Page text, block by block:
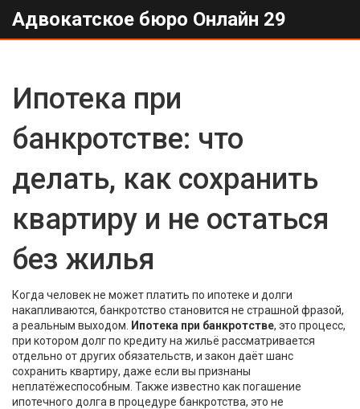
Адвокатское бюро Онлайн 29
Ипотека при
банкротстве: что
делать, как сохранить
квартиру и не остаться
без жилья
Когда человек не может платить по ипотеке и долги
накапливаются, банкротство становится не страшной фразой,
а реальным выходом.
Ипотека при банкротстве, это процесс,
при котором долг по кредиту на жильё рассматривается
отдельно от других обязательств, и закон даёт шанс
сохранить квартиру, даже если вы признаны
неплатёжеспособным . Также известно какпогашение
ипотечного долга в процедуре банкротства, это не